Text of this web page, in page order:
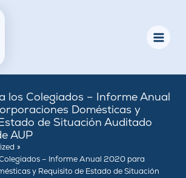
los Colegiados – Informe Anual
Domésticas y
de Situación Auditado
AUP
– Informe Anual 2020 para
y Requisito de Estado de Situación